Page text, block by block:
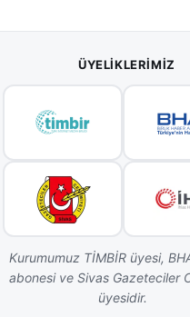
ÜYELIKLERIMIZ
Kurumumuz TİMBİR üyesi,
abonesi ve Sivas Gazeteciler
üyesidir.